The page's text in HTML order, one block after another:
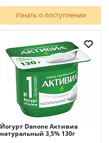
Узнать о поступлении
Йогурт Danone Активиа
натуральный 3,5% 130г